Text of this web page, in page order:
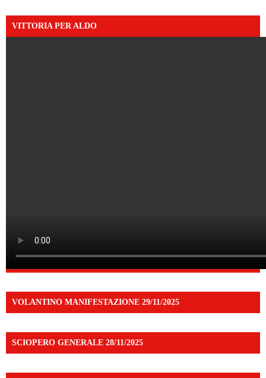
VITTORIA PER ALDO
VOLANTINO MANIFESTAZIONE 29/11/2025
SCIOPERO GENERALE 28/11/2025